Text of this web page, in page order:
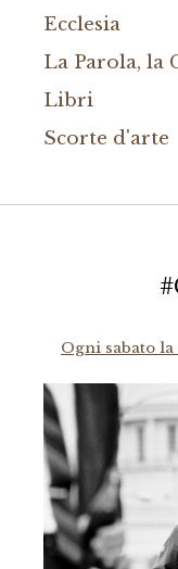
Ecclesia
La Parola, la
Libri
Scorte d'arte
Ogni sabato